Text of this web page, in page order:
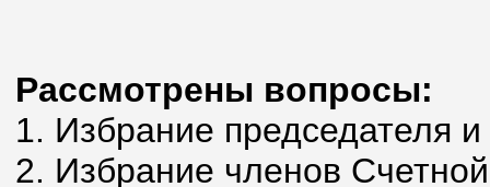
Рассмотрены вопросы:
1. Избрание председателя
2. Избрание членов